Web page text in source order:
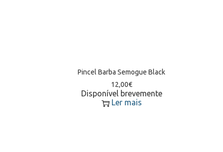
Pincel Barba Semogue Black
12,00€
Disponível brevemente
Ler mais